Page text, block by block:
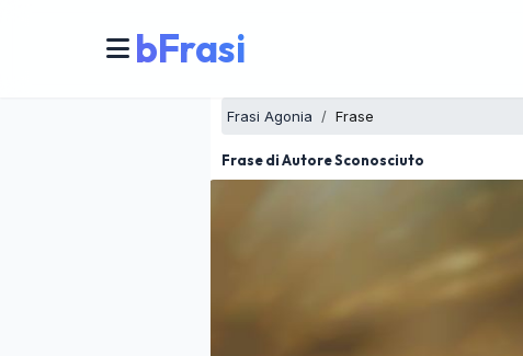
bFrasi
Frasi Agonia Frase
Frase di Autore Sconosciuto